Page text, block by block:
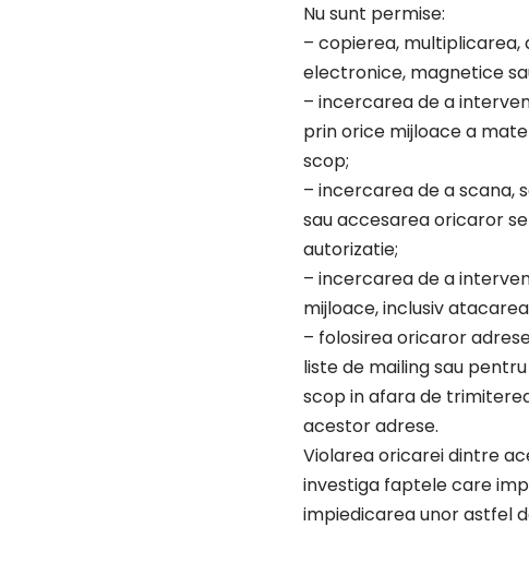
Nu sunt permise:
– copierea, multiplicarea,
electronice, magnetice
– incercarea de a
prin orice mijloace a
scop;
– incercarea de a scana,
sau accesarea oricaror
autorizatie;
– incercarea de a
mijloace, inclusiv atacarea
– folosirea oricaror
liste de mailing sau
scop in afara de
acestor adrese.
Violarea oricarei dintre
investiga faptele care
impiedicarea unor astfel